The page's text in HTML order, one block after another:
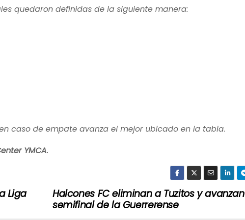
quedaron definidas de la siguiente manera:
caso de empate avanza el mejor ubicado en la tabla.
YMCA.
Halcones FC eliminan a Tuzitos y
semifinal de la Guerrerense
Liga